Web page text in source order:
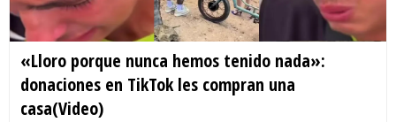
«Lloro porque nunca hemos tenido nada»:
donaciones en TikTok les compran una
casa(Video)